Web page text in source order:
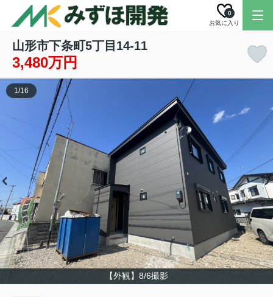
お気に入り
0
山形市下条町5丁目14-11
3,480万円
【外観】8/6撮影
1/16